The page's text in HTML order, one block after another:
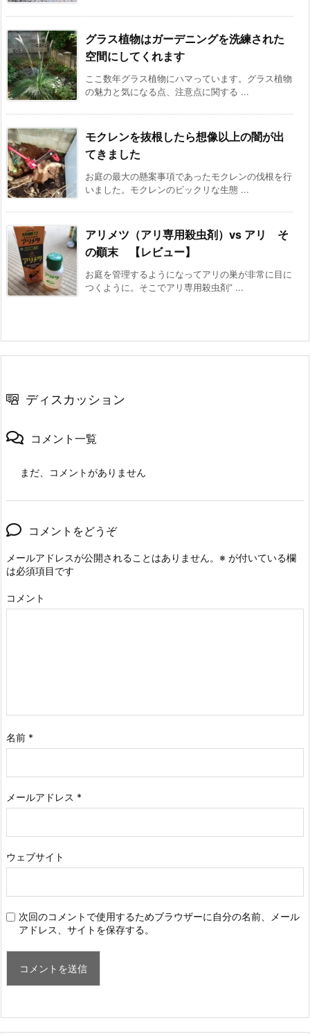
グラス植物はガーデニングを洗練された
空間にしてくれます
ここ数年グラス植物にハマっています。グラス植物
の魅力と気になる点、注意点に関する ...
モクレンを抜根したら想像以上の闇が出
てきました
お庭の最大の懸案事項であったモクレンの伐根を行
いました。モクレンのビックリな生態 ...
アリメツ（アリ専用殺虫剤）vs アリ そ
の顚末 【レビュー】
お庭を管理するようになってアリの巣が非常に目に
つくように。そこでアリ専用殺虫剤” ...
ディスカッション
コメント一覧
まだ、コメントがありません
コメントをどうぞ
メールアドレスが公開されることはありません。 ※ が付いている欄
は必須項目です
コメント
名前 *
メールアドレス *
ウェブサイト
次回のコメントで使用するためブラウザーに自分の名前、メール
アドレス、サイトを保存する。